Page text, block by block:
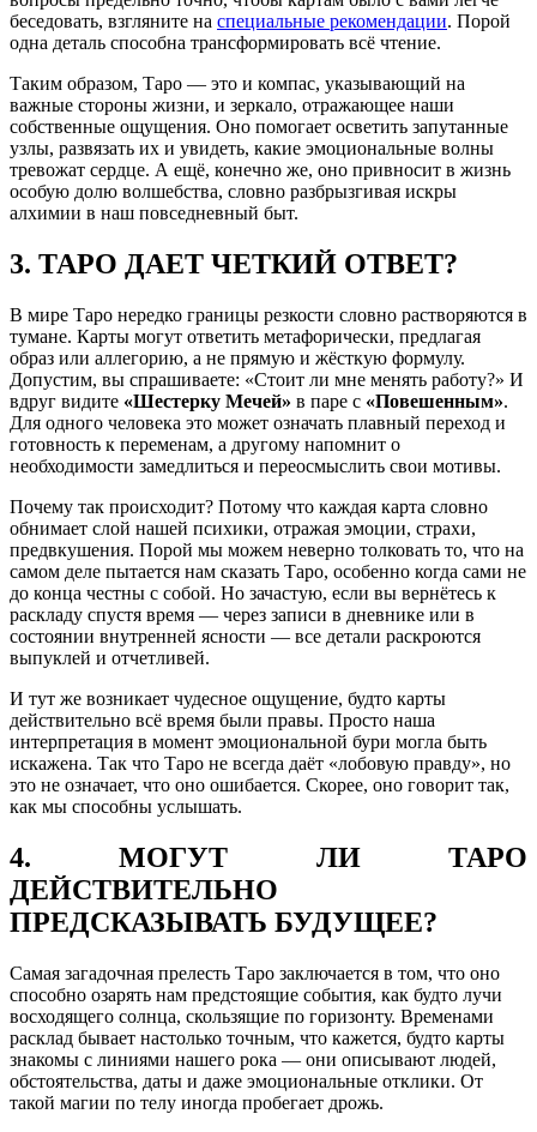
беседовать, взгляните на специальные рекомендации. Порой
одна деталь способна трансформировать всё чтение.
Таким образом, Таро — это и компас, указывающий на
важные стороны жизни, и зеркало, отражающее наши
собственные ощущения. Оно помогает осветить запутанные
узлы, развязать их и увидеть, какие эмоциональные волны
тревожат сердце. А ещё, конечно же, оно привносит в жизнь
особую долю волшебства, словно разбрызгивая искры
алхимии в наш повседневный быт.
3. ТАРО ДАЕТ ЧЕТКИЙ ОТВЕТ?
В мире Таро нередко границы резкости словно растворяются в
тумане. Карты могут ответить метафорически, предлагая
образ или аллегорию, а не прямую и жёсткую формулу.
Допустим, вы спрашиваете: «Стоит ли мне менять работу?» И
вдруг видите «Шестерку Мечей» в паре с «Повешенным».
Для одного человека это может означать плавный переход и
готовность к переменам, а другому напомнит о
необходимости замедлиться и переосмыслить свои мотивы.
Почему так происходит? Потому что каждая карта словно
обнимает слой нашей психики, отражая эмоции, страхи,
предвкушения. Порой мы можем неверно толковать то, что на
самом деле пытается нам сказать Таро, особенно когда сами не
до конца честны с собой. Но зачастую, если вы вернётесь к
раскладу спустя время — через записи в дневнике или в
состоянии внутренней ясности — все детали раскроются
выпуклей и отчетливей.
И тут же возникает чудесное ощущение, будто карты
действительно всё время были правы. Просто наша
интерпретация в момент эмоциональной бури могла быть
искажена. Так что Таро не всегда даёт «лобовую правду», но
это не означает, что оно ошибается. Скорее, оно говорит так,
как мы способны услышать.
4. МОГУТ ЛИ ТАРО
ДЕЙСТВИТЕЛЬНО
ПРЕДСКАЗЫВАТЬ БУДУЩЕЕ?
Самая загадочная прелесть Таро заключается в том, что оно
способно озарять нам предстоящие события, как будто лучи
восходящего солнца, скользящие по горизонту. Временами
расклад бывает настолько точным, что кажется, будто карты
знакомы с линиями нашего рока — они описывают людей,
обстоятельства, даты и даже эмоциональные отклики. От
такой магии по телу иногда пробегает дрожь.